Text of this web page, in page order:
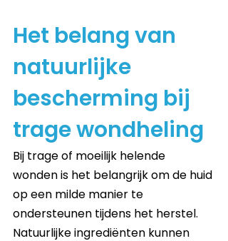
Het belang van
natuurlijke
bescherming bij
trage wondheling
Bij trage of moeilijk helende
wonden is het belangrijk om de huid
op een milde manier te
ondersteunen tijdens het herstel.
Natuurlijke ingrediënten kunnen